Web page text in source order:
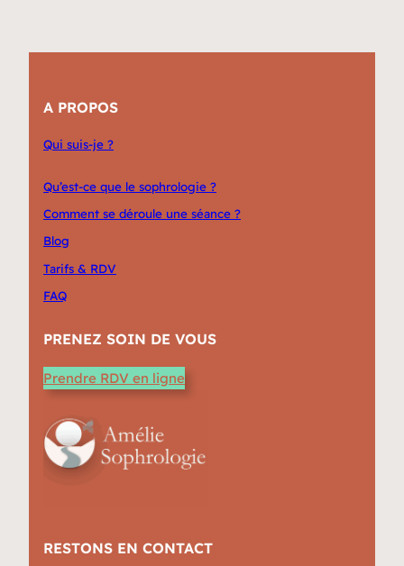
A PROPOS
Qui suis-je ?
Qu’est-ce que le sophrologie ?
Comment se déroule une séance ?
Blog
Tarifs & RDV
FAQ
PRENEZ SOIN DE VOUS
Prendre RDV en ligne
RESTONS EN CONTACT